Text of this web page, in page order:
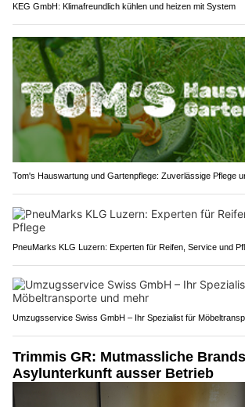
KEG GmbH: Klimafreundlich kühlen und heizen mit System
Tom's Hauswartung und Gartenpflege: Zuverlässige Pflege
PneuMarks KLG Luzern: Experten für Reifen, Service und
Umzugsservice Swiss GmbH – Ihr Spezialist für
Trimmis GR: Mutmassliche
Asylunterkunft ausser Betrieb